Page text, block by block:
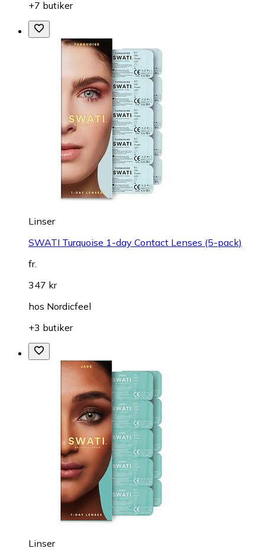
+7 butiker
Linser
SWATI Turquoise 1-day Contact Lenses (5-pack)
fr.
347 kr
hos Nordicfeel
+3 butiker
Linser